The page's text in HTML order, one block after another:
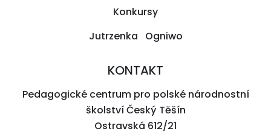
Konkursy
Jutrzenka Ogniwo
KONTAKT
Pedagogické centrum pro polské národnostní
školství Český Těšín
Ostravská 612/21